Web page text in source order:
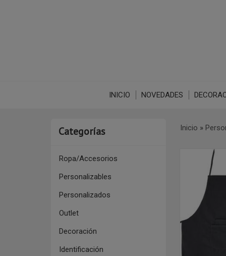
INICIO NOVEDADES
Categorías
Ropa/Accesorios
Personalizables
Personalizados
Outlet
Decoración
Identificación
Inicio »